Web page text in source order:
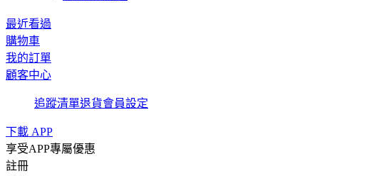
最近看過
購物車
我的訂單
顧客中心
追蹤清單退貨會員設定
下載 APP
享受APP專屬優惠
註冊